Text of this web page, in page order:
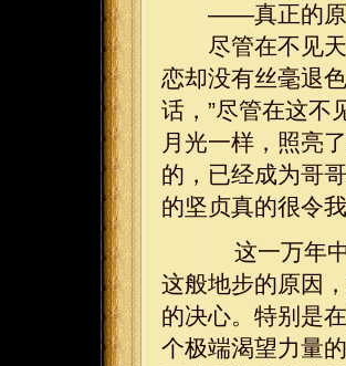
——真正的原因
尽管在不见天
恋却没有丝毫退
话，”尽管在这不
月光一样，照亮
的，已经成为哥
的坚贞真的很令
这一万年中
这般地步的原因
的决心。特别是
个极端渴望力量